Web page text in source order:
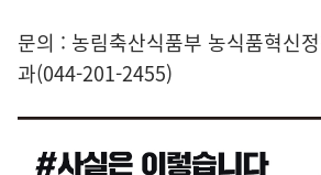
문의 : 농림축산식품부 농식품혁신
과(044-201-2455)